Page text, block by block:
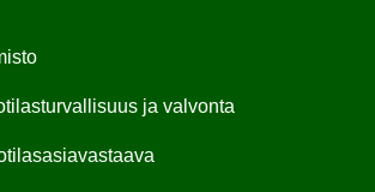
ja val­von­ta